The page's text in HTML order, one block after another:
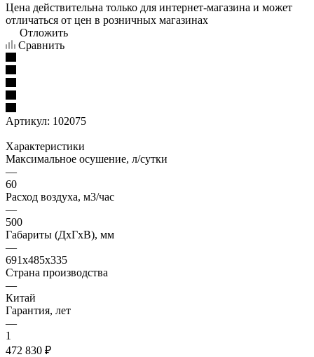
Цена действительна только для интернет-магазина и может
отличаться от цен в розничных магазинах
Отложить
Сравнить
Артикул: 102075
Характеристики
Максимальное осушение, л/сутки
—
60
Расход воздуха, м3/час
—
500
Габариты (ДxГxВ), мм
—
691x485x335
Страна производства
—
Китай
Гарантия, лет
—
1
472 830 ₽